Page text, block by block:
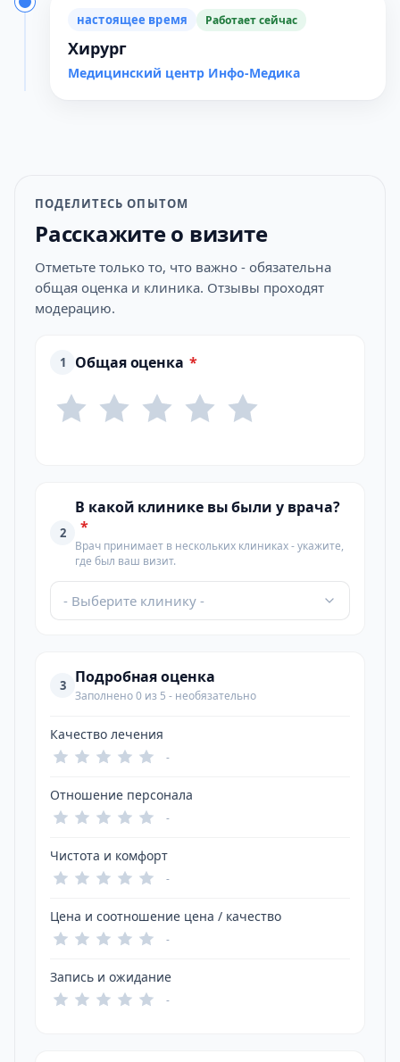
настоящее время Работает сейчас
Хирург
Медицинский центр Инфо-Медика
ПОДЕЛИТЕСЬ ОПЫТОМ
Расскажите о визите
Отметьте только то, что важно - обязательна
общая оценка и клиника. Отзывы проходят
модерацию.
1 Общая оценка *
2
В какой клинике вы были у врача?
*
Врач принимает в нескольких клиниках - укажите,
где был ваш визит.
- Выберите клинику -
3 Подробная оценка
Заполнено 0 из 5 - необязательно
Качество лечения
-
Отношение персонала
-
Чистота и комфорт
-
Цена и соотношение цена / качество
-
Запись и ожидание
-